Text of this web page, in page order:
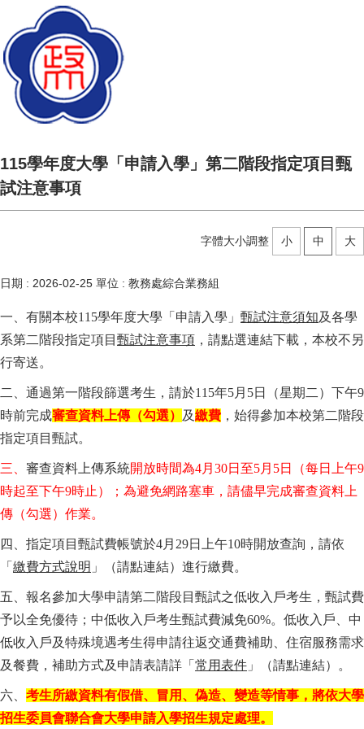
115學年度大學「申請入學」第二階段指定項目甄
試注意事項
字體大小調整 小 中 大
日期 : 2026-02-25 單位 : 教務處綜合業務組
一、有關本校115學年度大學「申請入學」 甄試注意須知及各學
系第二階段指定項目 甄試注意事項 ，請點選連結下載，本校不另
行寄送。
二、通過第一階段篩選考生，請於115年5月5日（星期二）下午9
時前完成審查資料上傳（勾選） 及繳費 ，始得參加本校第二階段
指定項目甄試。
三、 審查資料上傳系統開放時間為4月30日至5月5日
（每日上午9
時起至下午9時止）；為避免網路塞車，請儘早完成審查資料上
傳（勾選）作業。
四、指定項目甄試費帳號於4月29日上午10時開放查詢，請依
「 繳費方式說明 」（請點連結）進行繳費。
五、 報名參加大學申請第二階段目甄試之低收入戶考生，甄試費
予以全免優待；中低收入戶考生甄試費減免60%。低收入戶、中
低收入戶及特殊境遇考生得申請往返交通費補助、住宿服務需求
及餐費，補助方式及申請表請詳「 常用表件 」（請點連結）。
六、 考生所繳資料有假借、冒用、偽造、變造等情事，將依大學
招生委員會聯合會大學申請入學招生規定處理。